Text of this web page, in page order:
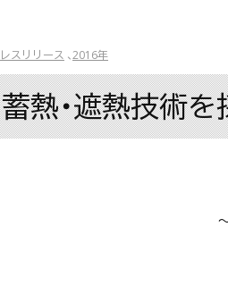
スリリース 2016年
蓄熱・遮熱技術